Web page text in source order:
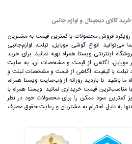
خرید کالای دیجیتال و لوازم جانبی
رویکرد فروش محصولات با کمترین قیمت به مشتریان
انواع گوشی موبایل، تبلت، لوازم‌جانبی
اینترنتی ویستا همراه تهیه نمائید. برای خرید
موبایل، آگاهی از قیمت و مشخصات آن، به ‌سایت
تبلت با کیفیت، آگاهی از قیمت و مشخصات تبلت و
ما باشید. با بازدید روزانه از وب‌سایت ویستا همراه،
مناسب‌ترین قیمت خریداری نمائید. ویستا همراه با
سود ممکن را برای محصولات خود در نظر
به دلیل احترام به مشتریان و رعایت حقوق مصرف